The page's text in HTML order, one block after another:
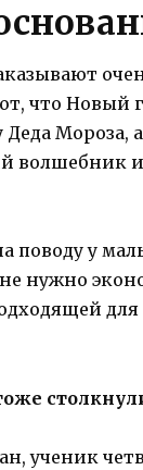
что Новый
Деда Мороза,
волшебник
поводу у
нужно
ученик